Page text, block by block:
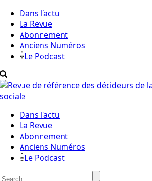
Dans l’actu
La Revue
Abonnement
Anciens Numéros
Le Podcast
Dans l’actu
La Revue
Abonnement
Anciens Numéros
Le Podcast